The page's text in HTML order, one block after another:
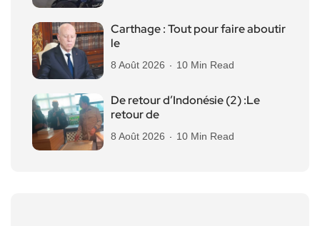
Carthage : Tout pour faire aboutir
le
8 Août 2026 10 Min Read
De retour d’Indonésie (2) :Le
retour de
8 Août 2026 10 Min Read